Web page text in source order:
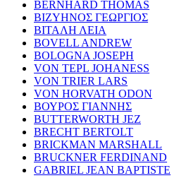
BERNHARD THOMAS
ΒΙΖΥΗΝΟΣ ΓΕΩΡΓΙΟΣ
ΒΙΤΑΛΗ ΛΕΙΑ
BOVELL ANDREW
BOLOGNA JOSEPH
VON TEPL JOHANESS
VON TRIER LARS
VON HORVATH ODON
ΒΟΥΡΟΣ ΓΙΑΝΝΗΣ
BUTTERWORTH JEZ
BRECHT BERTOLT
BRICKMAN MARSHALL
BRUCKNER FERDINAND
GABRIEL JEAN BAPTISTE